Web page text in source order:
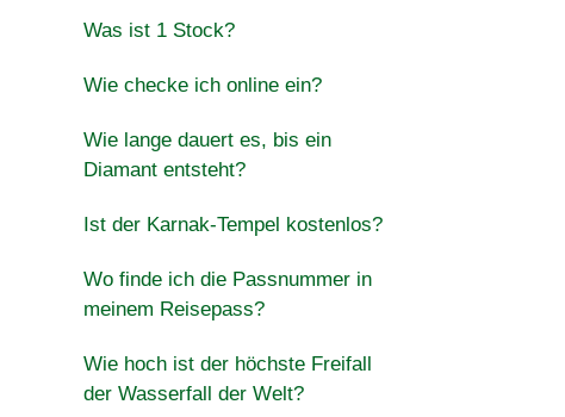
Was ist 1 Stock?
Wie checke ich online ein?
Wie lange dauert es, bis ein
Diamant entsteht?
Ist der Karnak-Tempel kostenlos?
Wo finde ich die Passnummer in
meinem Reisepass?
Wie hoch ist der höchste Freifall
der Wasserfall der Welt?